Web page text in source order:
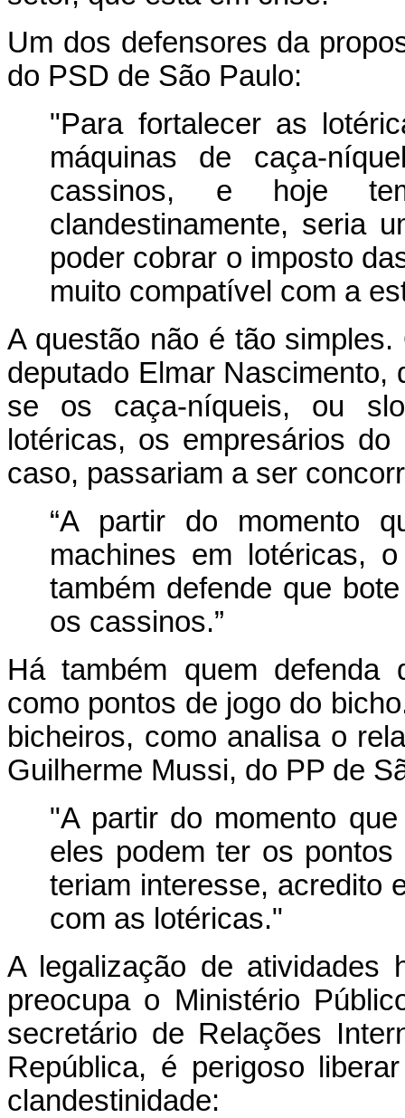
Um dos defensores da
do PSD de São Paulo:
"Para fortalecer as
máquinas de caça-
cassinos, e hoje
clandestinamente, seria
poder cobrar o imposto
muito compatível com a
A questão não é tão
deputado Elmar Nascimento,
se os caça-níqueis, ou
lotéricas, os empresários
caso, passariam a ser
“A partir do momento
machines em lotéricas,
também defende que
os cassinos.”
Há também quem defenda
como pontos de jogo do
bicheiros, como analisa o
Guilherme Mussi, do PP de
"A partir do momento
eles podem ter os
teriam interesse, acredito
com as lotéricas."
A legalização de atividades
preocupa o Ministério
secretário de Relações
República, é perigoso
clandestinidade: